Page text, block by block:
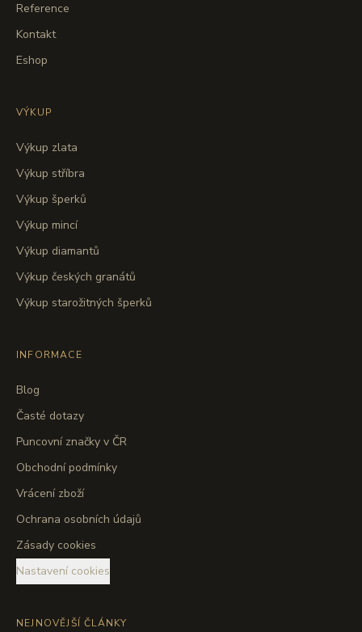
Reference
Kontakt
Eshop
VÝKUP
Výkup zlata
Výkup stříbra
Výkup šperků
Výkup mincí
Výkup diamantů
Výkup českých granátů
Výkup starožitných šperků
INFORMACE
Blog
Časté dotazy
Puncovní značky v ČR
Obchodní podmínky
Vrácení zboží
Ochrana osobních údajů
Zásady cookies
Nastavení cookies
NEJNOVĚJŠÍ ČLÁNKY